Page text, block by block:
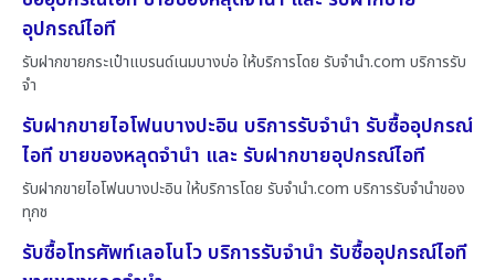
อุปกรณ์ไอที
รับฝากขายกระเป๋าแบรนด์เนมบางบ่อ ให้บริการโดย รับจํานํา.com บริการรับ
จำ
รับฝากขายไอโฟนบางปะอิน บริการรับจำนำ รับซื้ออุปกรณ์
ไอที ขายของหลุดจำนำ และ รับฝากขายอุปกรณ์ไอที
รับฝากขายไอโฟนบางปะอิน ให้บริการโดย รับจํานํา.com บริการรับจำนำของ
ทุกช
รับซื้อโทรศัพท์เลอโนโว บริการรับจำนำ รับซื้ออุปกรณ์ไอที